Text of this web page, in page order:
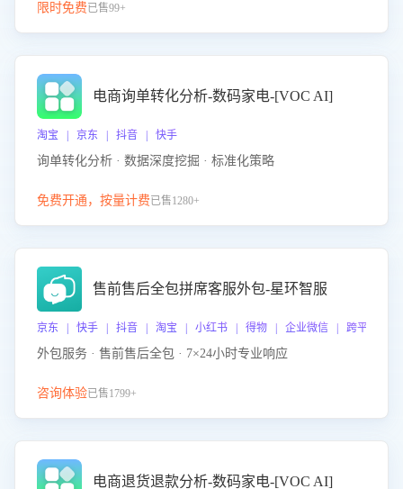
限时免费已售99+
电商询单转化分析-数码家电-[VOC AI]
淘宝 | 京东 | 抖音 | 快手
询单转化分析 · 数据深度挖掘 · 标准化策略
免费开通，按量计费已售1280+
售前售后全包拼席客服外包-星环智服
京东 | 快手 | 抖音 | 淘宝 | 小红书 | 得物 | 企业微信 | 跨平台
外包服务 · 售前售后全包 · 7×24小时专业响应
咨询体验已售1799+
电商退货退款分析-数码家电-[VOC AI]